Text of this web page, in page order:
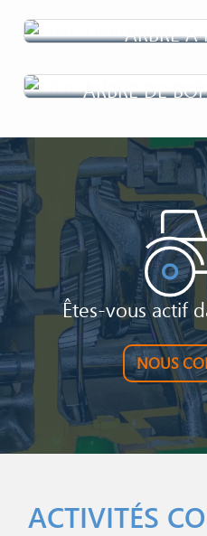
ARBRE À
ARBRE DE
Êtes-vous actif
NOUS
ACTIVITÉS